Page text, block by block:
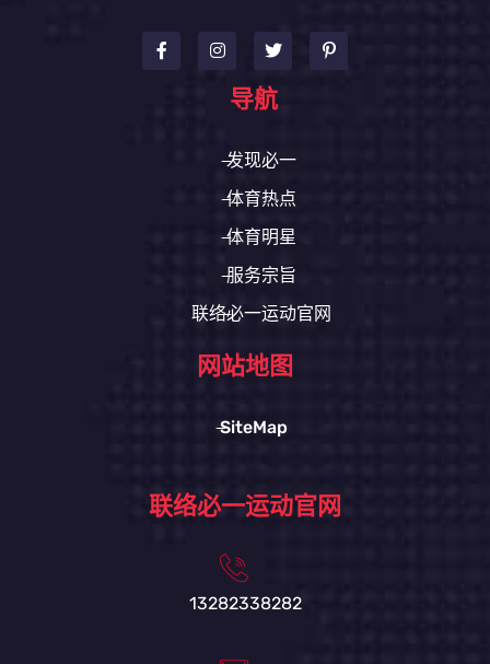
导航
发现必一
体育热点
体育明星
服务宗旨
联络必一运动官网
网站地图
SiteMap
联络必一运动官网
13282338282